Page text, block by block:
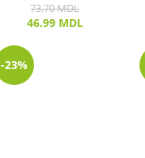
73.70MDL
46.99 MDL
-23%